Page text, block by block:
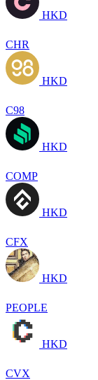
HKD
CHR
HKD
C98
HKD
COMP
HKD
CFX
HKD
PEOPLE
HKD
CVX